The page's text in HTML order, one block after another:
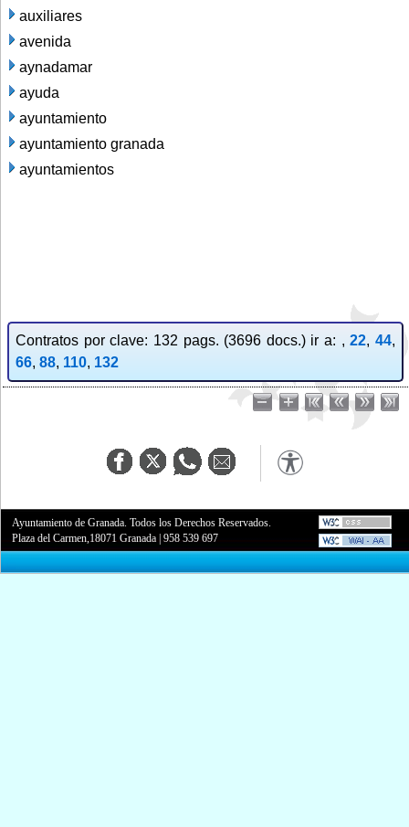
auxiliares
avenida
aynadamar
ayuda
ayuntamiento
ayuntamiento granada
ayuntamientos
Contratos por clave: 132 pags. (3696 docs.) ir a: ,22,44,
66, 88, 110, 132
Ayuntamiento de Granada. Todos los Derechos Reservados.
Plaza del Carmen,18071 Granada |958 539 697